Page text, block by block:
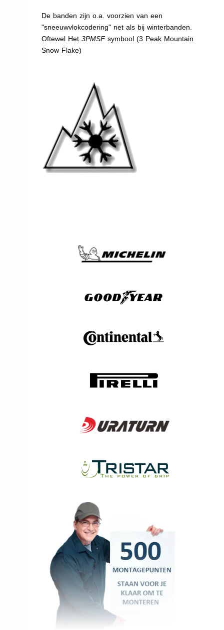
De banden zijn o.a. voorzien van een
"sneeuwvlokcodering" net als bij winterbanden.
Oftewel Het3PMSFsymbool (3 Peak Mountain
Snow Flake)